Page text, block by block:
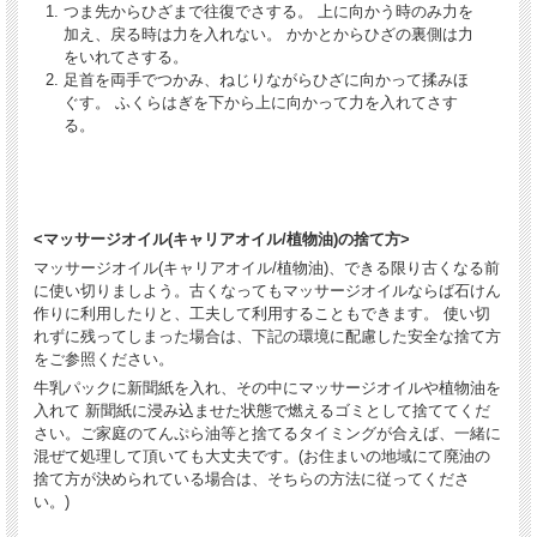
つま先からひざまで往復でさする。 上に向かう時のみ力を
加え、戻る時は力を入れない。 かかとからひざの裏側は力
をいれてさする。
足首を両手でつかみ、ねじりながらひざに向かって揉みほ
ぐす。 ふくらはぎを下から上に向かって力を入れてさす
る。
<マッサージオイル(キャリアオイル/植物油)の捨て方>
マッサージオイル(キャリアオイル/植物油)、できる限り古くなる前
に使い切りましよう。古くなってもマッサージオイルならば石けん
作りに利用したりと、工夫して利用することもできます。 使い切
れずに残ってしまった場合は、下記の環境に配慮した安全な捨て方
をご参照ください。
牛乳パックに新聞紙を入れ、その中にマッサージオイルや植物油を
入れて 新聞紙に浸み込ませた状態で燃えるゴミとして捨ててくだ
さい。ご家庭のてんぷら油等と捨てるタイミングが合えば、一緒に
混ぜて処理して頂いても大丈夫です。(お住まいの地域にて廃油の
捨て方が決められている場合は、そちらの方法に従ってくださ
い。)